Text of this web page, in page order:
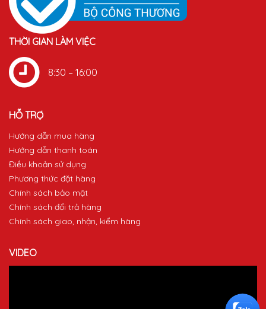
THỜI GIAN LÀM VIỆC
8:30 – 16:00
HỖ TRỢ
Hướng dẫn mua hàng
Hướng dẫn thanh toán
Điều khoản sử dụng
Phương thức đặt hàng
Chính sách bảo mật
Chính sách đổi trả hàng
Chính sách giao, nhận, kiểm hàng
VIDEO